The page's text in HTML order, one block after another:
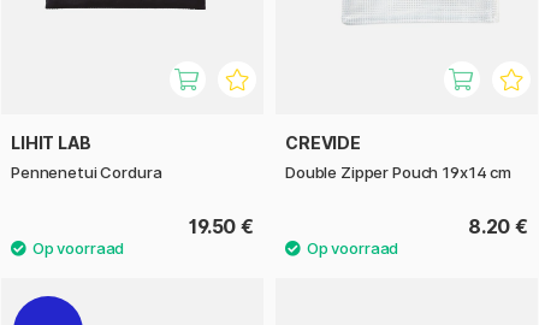
LIHIT LAB
Pennenetui Cordura
19.50 €
CREVIDE
Double Zipper Pouch 19x14 cm
8.20 €